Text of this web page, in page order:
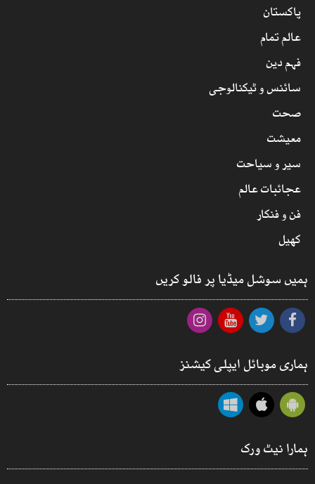
پاکستان
عالم تمام
فہم دین
سائنس و ٹیکنالوجی
صحت
معیشت
سیر و سیاحت
عجائبات عالم
فن و فنکار
کھیل
ہمیں سوشل میڈیا پر فالو کریں
ہماری موبائل ایپلی کیشنز
ہمارا نیٹ ورک